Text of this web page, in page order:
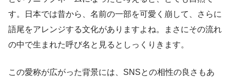
す。日本では昔から、名前の一部を可愛く崩して、さらに
語尾をアレンジする文化がありますよね。まさにその流れ
の中で生まれた呼び名と見るとしっくりきます。
この愛称が広がった背景には、SNSとの相性の良さもあ